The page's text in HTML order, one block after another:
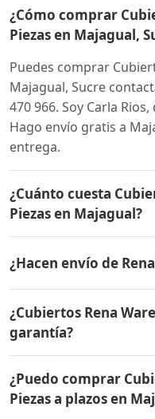
¿Cómo comprar
Piezas en Majagual,
Puedes comprar
Majagual, Sucre
470 966. Soy Carla
Hago envío gratis a
entrega.
¿Cuánto cuesta
Piezas en Majagual?
mismo en todo
para conocer el precio
y facilidades de pago
¿Hacen envío de
Piezas a Majagual,
contra entrega.
¿Cubiertos Rena
garantía?
por vida contra
productos Rena Ware
¿Puedo comprar
Piezas a plazos en